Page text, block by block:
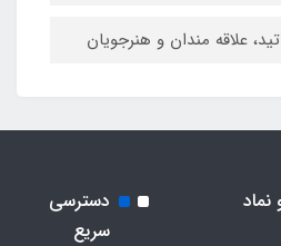
علاقه‏ مندان و هنرجویان
نماد
دسترسی
سریع